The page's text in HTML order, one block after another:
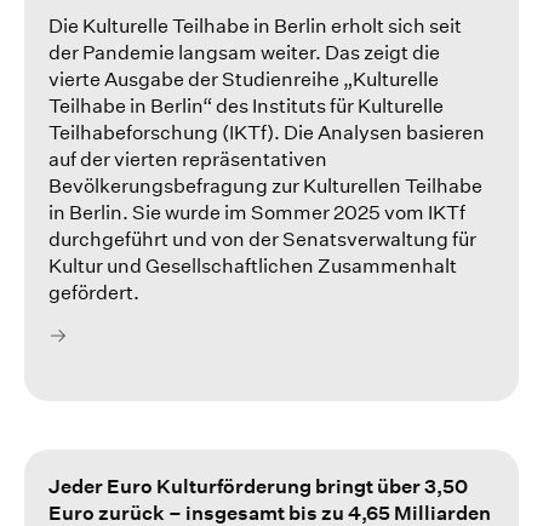
Die Kulturelle Teilhabe in Berlin erholt sich seit
der Pandemie langsam weiter. Das zeigt die
vierte Ausgabe der Studienreihe „Kulturelle
Teilhabe in Berlin“ des Instituts für Kulturelle
Teilhabeforschung (IKTf). Die Analysen basieren
auf der vierten repräsentativen
Bevölkerungsbefragung zur Kulturellen Teilhabe
in Berlin. Sie wurde im Sommer 2025 vom IKTf
durchgeführt und von der Senatsverwaltung für
Kultur und Gesellschaftlichen Zusammenhalt
gefördert.
Jeder Euro Kulturförderung bringt über 3,50
Euro zurück – insgesamt bis zu 4,65 Milliarden